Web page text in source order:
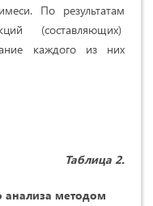
По результатам
(составляющих)
каждого из них
Таблица 2.
анализа методом